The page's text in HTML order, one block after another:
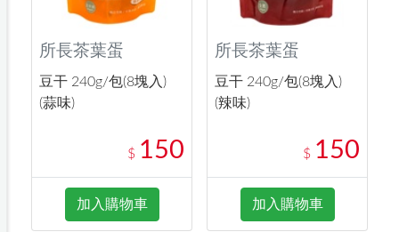
所長茶葉蛋
豆干 240g/包(8塊入)
(蒜味)
$ 150
加入購物車
所長茶葉蛋
豆干 240g/包(8塊入)
(辣味)
$ 150
加入購物車